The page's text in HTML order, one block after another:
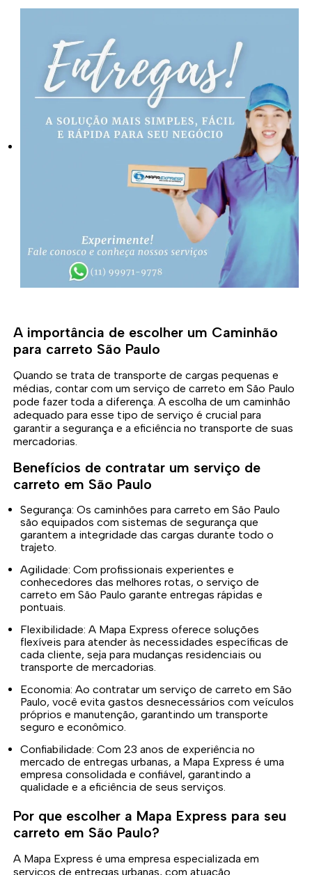
A importância de escolher um Caminhão
para carreto São Paulo
Quando se trata de transporte de cargas pequenas e
médias, contar com um serviço de carreto em São Paulo
pode fazer toda a diferença. A escolha de um caminhão
adequado para esse tipo de serviço é crucial para
garantir a segurança e a eficiência no transporte de suas
mercadorias.
Benefícios de contratar um serviço de
carreto em São Paulo
Segurança: Os caminhões para carreto em São Paulo
são equipados com sistemas de segurança que
garantem a integridade das cargas durante todo o
trajeto.
Agilidade: Com profissionais experientes e
conhecedores das melhores rotas, o serviço de
carreto em São Paulo garante entregas rápidas e
pontuais.
Flexibilidade: A Mapa Express oferece soluções
flexíveis para atender às necessidades específicas de
cada cliente, seja para mudanças residenciais ou
transporte de mercadorias.
Economia: Ao contratar um serviço de carreto em São
Paulo, você evita gastos desnecessários com veículos
próprios e manutenção, garantindo um transporte
seguro e econômico.
Confiabilidade: Com 23 anos de experiência no
mercado de entregas urbanas, a Mapa Express é uma
empresa consolidada e confiável, garantindo a
qualidade e a eficiência de seus serviços.
Por que escolher a Mapa Express para seu
carreto em São Paulo?
A Mapa Express é uma empresa especializada em
serviços de entregas urbanas, com atuação